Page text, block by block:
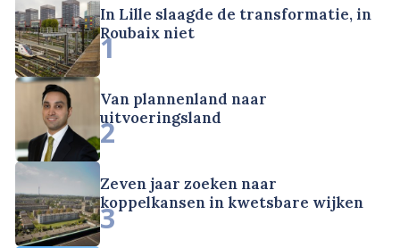
In Lille slaagde de transformatie, in
Roubaix niet
1
Van plannenland naar
uitvoeringsland
2
Zeven jaar zoeken naar
koppelkansen in kwetsbare wijken
3